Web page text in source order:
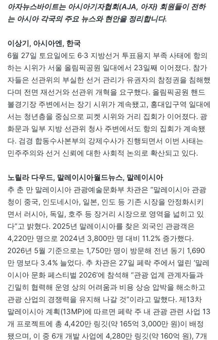
아자뉴스바이트는 아시아기자협회(AJA, 아자) 회원들이 전하
는 아시아 각국의 주요 뉴스와 현안을 정리합니다.
이상기, 아시아엔, 한국
6월 27일 토요일에도 6·3 지방선거 투표용지 부족 사태에 항의
하는 시위가 서울 올림픽공원 일대에서 23일째 이어졌다. 참가
자들은 선관위의 부실한 선거 관리가 유권자의 참정권을 침해했
다며 전면 재선거와 선관위 개혁을 요구했다. 올림픽공원 핸드
볼경기장 주변에서는 장기 시위가 계속됐고, 홍대입구역 일대에
서는 청년층을 중심으로 피켓 시위와 거리 집회가 이어졌다. 광
화문과 일부 지방 선관위 청사 주변에서도 항의 집회가 계속됐
다. 검경 합동수사본부의 강제수사가 진행되면서 이번 사태는
민주주의와 선거 신뢰에 대한 사회적 논의로 확산되고 있다.
노릴라 다우드, 말레이시아월드뉴스, 말레이시아
추 춘 만 말레이시아 관광예술문화부 차관은 “말레이시아 관광
청이 중국, 인도네시아, 일본, 인도 등 기존 시장을 안정화시키
면서 러시아, 독일, 호주 등 장거리 시장으로 영역을 넓히고 있
다”고 밝혔다. 2025년 말레이시아를 찾은 외국인 관광객은
4,220만 명으로 2024년 3,800만 명 대비 11.2% 증가했다.
2026년 5월 기준으로는 1,750만 명이 방문해 전년 동기 1,690
만 명보다 3.4% 늘었다. 추 차관은 27일 페락 주에서 열린 ‘말레
이시아 문화 페스티벌 2026’에 참석해 “관광 업계 관계자들과
긴밀히 협력해 운영 상의 어려움과 비용 상승 압박을 해소하고
관광 산업의 경쟁력을 유지해 나갈 것”이라고 말했다. 제13차
말레이시아 계획(13MP)에 따르면 페락 주 내 관광 관련 사업 13
개 프로젝트에 총 4,420만 링깃(약 165억 3,000만 원)이 배정
됐으며, 이 중 6개 개발 사업에 4,280만 링깃(약 160억 원), 7개